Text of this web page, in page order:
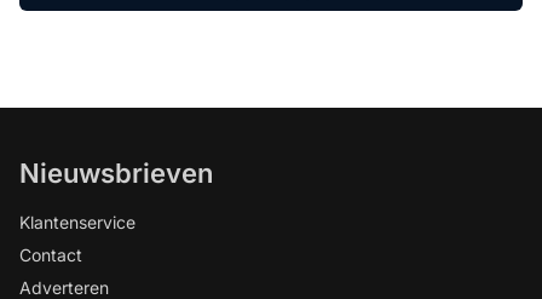
Nieuwsbrieven
Klantenservice
Contact
Adverteren